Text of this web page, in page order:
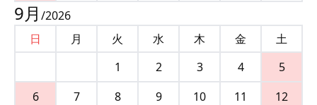
9月 /2026
日
月 火 水 木 金
土
1
2 3 4
5
6
7 8 9 10 11
12